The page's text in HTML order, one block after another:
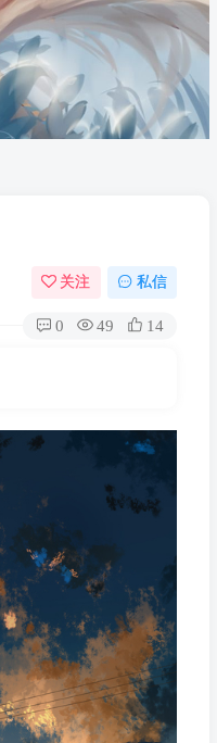
关注 私信
0 49 14